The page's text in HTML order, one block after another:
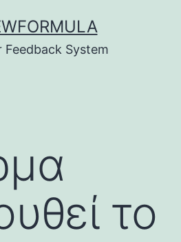
Feedback System
το